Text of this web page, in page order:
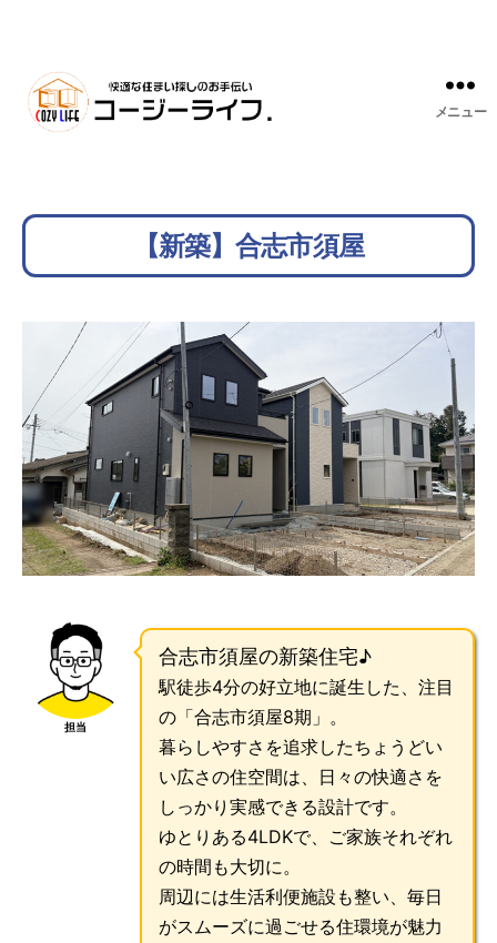
メニュー
【新築】合志市須屋
担当
合志市須屋の新築住宅♪
駅徒歩4分の好立地に誕生した、注目
の「合志市須屋8期」。
暮らしやすさを追求したちょうどい
い広さの住空間は、日々の快適さを
しっかり実感できる設計です。
ゆとりある4LDKで、ご家族それぞれ
の時間も大切に。
周辺には生活利便施設も整い、毎日
がスムーズに過ごせる住環境が魅力